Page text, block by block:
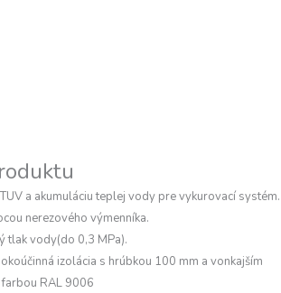
a akumuláciu teplej vody pre vykurovací systém.
nerezového výmenníka.
tlak vody(do 0,3 MPa).
izolácia s hrúbkou 100 mm a vonkajším
RAL 9006